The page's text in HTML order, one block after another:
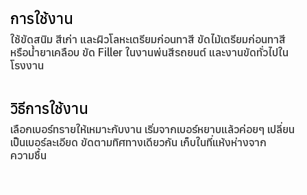
การใช้งาน
ใช้ขัดสนิม สีเก่า และผิวโลหะเตรียมก่อนทาสี ขัดไม้เตรียมก่อนทาสี
หรือน้ำยาเคลือบ ขัด Filler ในงานพ่นสีรถยนต์ และงานขัดทั่วไปใน
โรงงาน
วิธีการใช้งาน
เลือกเบอร์ทรายให้เหมาะกับงาน เริ่มจากเบอร์หยาบแล้วค่อยๆ เปลี่ยน
เป็นเบอร์ละเอียด ขัดตามทิศทางเดียวกัน เก็บในที่แห้งห่างจาก
ความชื้น